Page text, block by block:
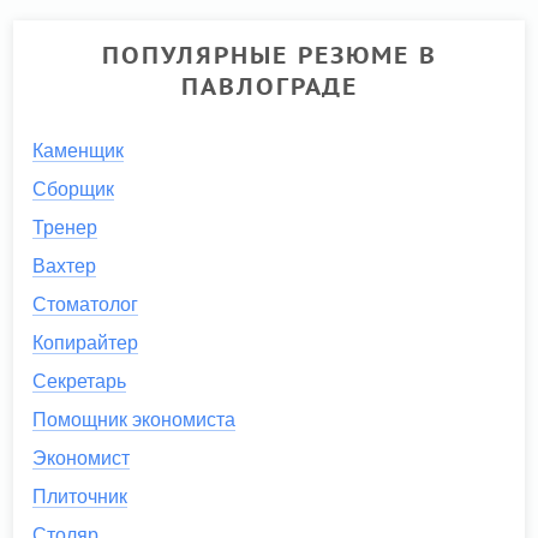
ПОПУЛЯРНЫЕ РЕЗЮМЕ В
ПАВЛОГРАДЕ
Каменщик
Сборщик
Тренер
Вахтер
Стоматолог
Копирайтер
Секретарь
Помощник экономиста
Экономист
Плиточник